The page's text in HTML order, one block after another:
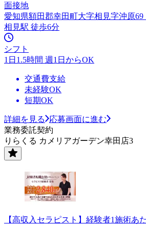
面接地
愛知県額田郡幸田町大字相見字沖原69
相見駅 徒歩6分
シフト
1日1.5時間 週1日からOK
交通費支給
未経験OK
短期OK
詳細を見る
応募画面に進む
業務委託契約
りらくる カメリアガーデン幸田店3
【高収入セラピスト】経験者1施術あ